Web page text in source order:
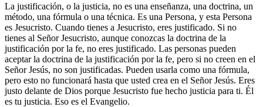
La justificación, o la justicia, no es una enseñanza, una doctrina, un
método, una fórmula o una técnica. Es una Persona, y esta Persona
es Jesucristo. Cuando tienes a Jesucristo, eres justificado. Si no
tienes al Señor Jesucristo, aunque conozcas la doctrina de la
justificación por la fe, no eres justificado. Las personas pueden
aceptar la doctrina de la justificación por la fe, pero si no creen en el
Señor Jesús, no son justificadas. Pueden usarla como una fórmula,
pero esto no funcionará hasta que usted crea en el Señor Jesús. Eres
justo delante de Dios porque Jesucristo fue hecho justicia para ti. Él
es tu justicia. Eso es el Evangelio.